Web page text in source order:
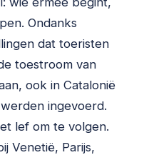
Ondanks
dat toeristen
toestroom van
ook in Catalonië
ingevoerd.
lef om te volgen.
Venetië, Parijs,